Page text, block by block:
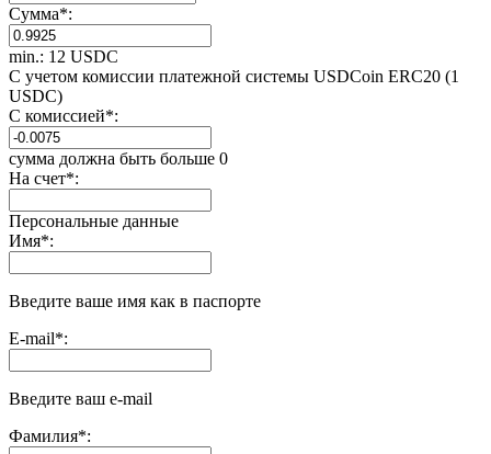
Сумма*:
min.: 12 USDC
С учетом комиссии платежной системы USDCoin ERC20 (1
USDC)
С комиссией*:
сумма должна быть больше 0
На счет*:
Персональные данные
Имя*:
Введите ваше имя как в паспорте
E-mail*:
Введите ваш e-mail
Фамилия*: